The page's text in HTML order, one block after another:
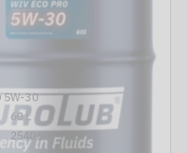
5W-30
60 L
254060